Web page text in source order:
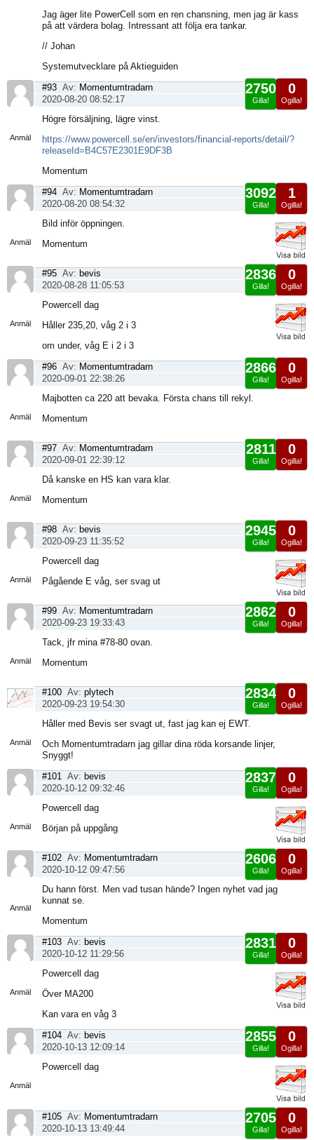
Jag äger lite PowerCell som en ren chansning, men jag är kass
på att värdera bolag. Intressant att följa era tankar.
// Johan
Systemutvecklare på Aktieguiden
Anmäl
0
Ogilla!
2750
Gilla!
#93 Av: Momentumtradarn
2020-08-20 08:52:17
Högre försäljning, lägre vinst.
https://www.powercell.se/en/investors/financial-reports/detail/?
releaseId=B4C57E2301E9DF3B
Momentum
Anmäl
1
Ogilla!
3092
Gilla!
#94 Av: Momentumtradarn
2020-08-20 08:54:32
Bild inför öppningen.
Momentum
Anmäl
0
Ogilla!
2836
Gilla!
#95 Av: bevis
2020-08-28 11:05:53
Powercell dag
Håller 235,20, våg 2 i 3
om under, våg E i 2 i 3
Anmäl
0
Ogilla!
2866
Gilla!
#96 Av: Momentumtradarn
2020-09-01 22:38:26
Majbotten ca 220 att bevaka. Första chans till rekyl.
Momentum
Anmäl
0
Ogilla!
2811
Gilla!
#97 Av: Momentumtradarn
2020-09-01 22:39:12
Då kanske en HS kan vara klar.
Momentum
Anmäl
0
Ogilla!
2945
Gilla!
#98 Av: bevis
2020-09-23 11:35:52
Powercell dag
Pågående E våg, ser svag ut
Anmäl
0
Ogilla!
2862
Gilla!
#99 Av: Momentumtradarn
2020-09-23 19:33:43
Tack, jfr mina #78-80 ovan.
Momentum
Anmäl
0
Ogilla!
2834
Gilla!
#100 Av: plytech
2020-09-23 19:54:30
Håller med Bevis ser svagt ut, fast jag kan ej EWT.
Och Momentumtradarn jag gillar dina röda korsande linjer,
Snyggt!
Anmäl
0
Ogilla!
2837
Gilla!
#101 Av: bevis
2020-10-12 09:32:46
Powercell dag
Början på uppgång
Anmäl
0
Ogilla!
2606
Gilla!
#102 Av: Momentumtradarn
2020-10-12 09:47:56
Du hann först. Men vad tusan hände? Ingen nyhet vad jag
kunnat se.
Momentum
Anmäl
0
Ogilla!
2831
Gilla!
#103 Av: bevis
2020-10-12 11:29:56
Powercell dag
Över MA200
Kan vara en våg 3
Anmäl
0
Ogilla!
2855
Gilla!
#104 Av: bevis
2020-10-13 12:09:14
Powercell dag
0
Ogilla!
2705
Gilla!
#105 Av: Momentumtradarn
2020-10-13 13:49:44